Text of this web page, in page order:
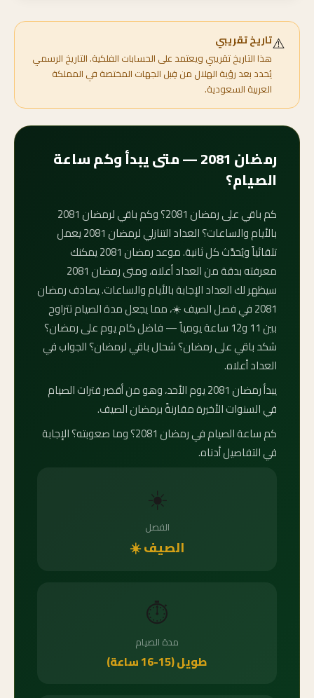
⚠️تاريخ تقريبي
هذا التاريخ تقريبي ويعتمد على الحسابات الفلكية. التاريخ الرسمي
يُحدد بعد رؤية الهلال من قِبل الجهات المختصة في المملكة
العربية السعودية.
رمضان 2081 — متى يبدأ وكم ساعة
الصيام؟
كم باقي على رمضان 2081؟ وكم باقي لرمضان 2081
بالأيام والساعات؟ العداد التنازلي لرمضان 2081 يعمل
تلقائياً ويُحدَّث كل ثانية. موعد رمضان 2081 يمكنك
معرفته بدقة من العداد أعلاه، ومتى رمضان 2081
سيظهر لك العداد الإجابة بالأيام والساعات. يصادف رمضان
2081 في فصل الصيف ☀️، مما يجعل مدة الصيام تتراوح
بين 11 و12 ساعة يومياً — فاضل كام يوم على رمضان؟
شكد باقي على رمضان؟ شحال باقي لرمضان؟ الجواب في
العداد أعلاه.
يبدأ رمضان 2081 يوم الأحد، وهو من أقصر فترات الصيام
في السنوات الأخيرة مقارنةً برمضان الصيف.
كم ساعة الصيام في رمضان 2081؟ وما صعوبته؟ الإجابة
في التفاصيل أدناه.
☀️
الفصل
الصيف ☀️
⏱️
مدة الصيام
طويل (15-16 ساعة)